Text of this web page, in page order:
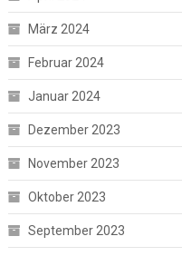
März 2024
Februar 2024
Januar 2024
Dezember 2023
November 2023
Oktober 2023
September 2023